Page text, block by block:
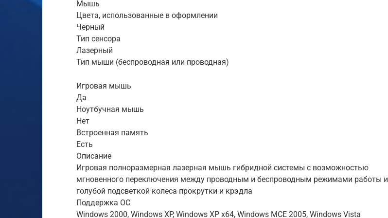
Мышь
Цвета, использованные в оформлении
Черный
Тип сенсора
Лазерный
Тип мыши (беспроводная или проводная)
Игровая мышь
Да
Ноутбучная мышь
Нет
Встроенная память
Есть
Описание
Игровая полноразмерная лазерная мышь гибридной системы с возможностью
мгновенного переключения между проводным и беспроводным режимами работы и
голубой подсветкой колеса прокрутки и крэдла
Поддержка ОС
Windows 2000, Windows XP, Windows XP x64, Windows MCE 2005, Windows Vista